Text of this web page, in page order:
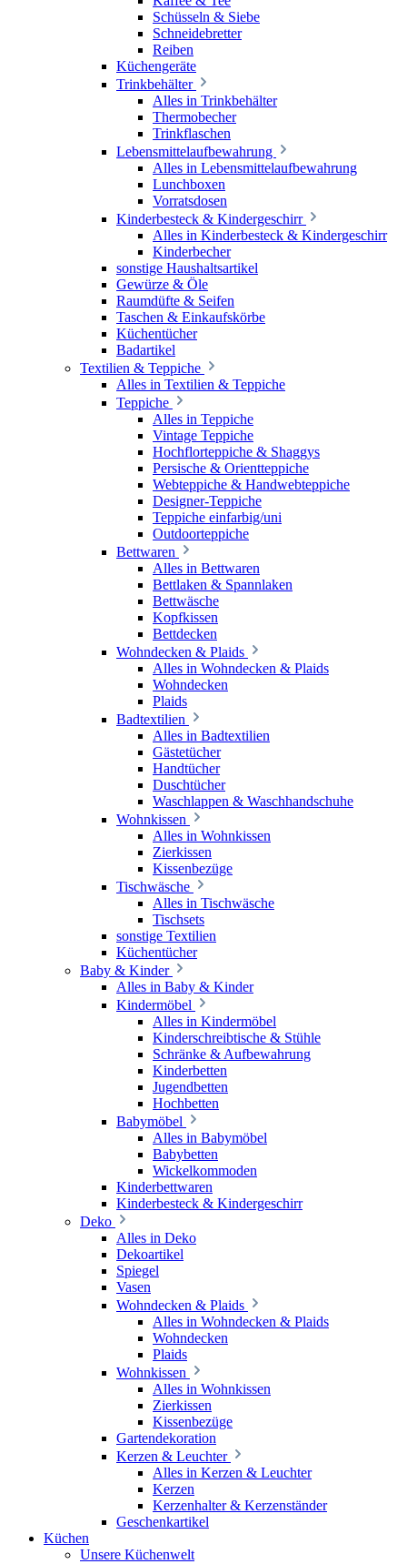
Schüsseln & Siebe
Schneidebretter
Reiben
Küchengeräte
Trinkbehälter
Alles in Trinkbehälter
Thermobecher
Trinkflaschen
Lebensmittelaufbewahrung
Alles in Lebensmittelaufbewahrung
Lunchboxen
Vorratsdosen
Kinderbesteck & Kindergeschirr
Alles in Kinderbesteck & Kindergeschirr
Kinderbecher
sonstige Haushaltsartikel
Gewürze & Öle
Raumdüfte & Seifen
Taschen & Einkaufskörbe
Küchentücher
Badartikel
Textilien & Teppiche
Alles in Textilien & Teppiche
Teppiche
Alles in Teppiche
Vintage Teppiche
Hochflorteppiche & Shaggys
Persische & Orientteppiche
Webteppiche & Handwebteppiche
Designer-Teppiche
Teppiche einfarbig/uni
Outdoorteppiche
Bettwaren
Alles in Bettwaren
Bettlaken & Spannlaken
Bettwäsche
Kopfkissen
Bettdecken
Wohndecken & Plaids
Alles in Wohndecken & Plaids
Wohndecken
Plaids
Badtextilien
Alles in Badtextilien
Gästetücher
Handtücher
Duschtücher
Waschlappen & Waschhandschuhe
Wohnkissen
Alles in Wohnkissen
Zierkissen
Kissenbezüge
Tischwäsche
Alles in Tischwäsche
Tischsets
sonstige Textilien
Küchentücher
Baby & Kinder
Alles in Baby & Kinder
Kindermöbel
Alles in Kindermöbel
Kinderschreibtische & Stühle
Schränke & Aufbewahrung
Kinderbetten
Jugendbetten
Hochbetten
Babymöbel
Alles in Babymöbel
Babybetten
Wickelkommoden
Kinderbettwaren
Kinderbesteck & Kindergeschirr
Deko
Alles in Deko
Dekoartikel
Spiegel
Vasen
Wohndecken & Plaids
Alles in Wohndecken & Plaids
Wohndecken
Plaids
Wohnkissen
Alles in Wohnkissen
Zierkissen
Kissenbezüge
Gartendekoration
Kerzen & Leuchter
Alles in Kerzen & Leuchter
Kerzen
Kerzenhalter & Kerzenständer
Geschenkartikel
Küchen
Unsere Küchenwelt